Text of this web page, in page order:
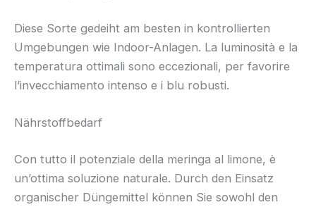
Diese Sorte gedeiht am besten in kontrollierten
Umgebungen wie Indoor-Anlagen. La luminosità e la
temperatura ottimali sono eccezionali, per favorire
l’invecchiamento intenso e i blu robusti.
Nährstoffbedarf
Con tutto il potenziale della meringa al limone, è
un’ottima soluzione naturale. Durch den Einsatz
organischer Düngemittel können Sie sowohl den